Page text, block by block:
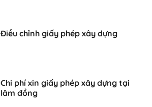
Điều chỉnh giấy phép xây dựng
Chi phí xin giấy phép xây dựng tại
lâm đồng